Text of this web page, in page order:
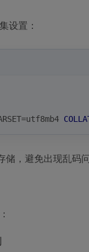
设置：
=utf8mb4
，避免出现乱码